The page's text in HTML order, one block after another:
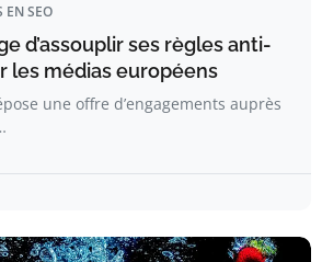
EN SEO
d’assouplir ses règles anti-
les médias européens
une offre d’engagements auprès